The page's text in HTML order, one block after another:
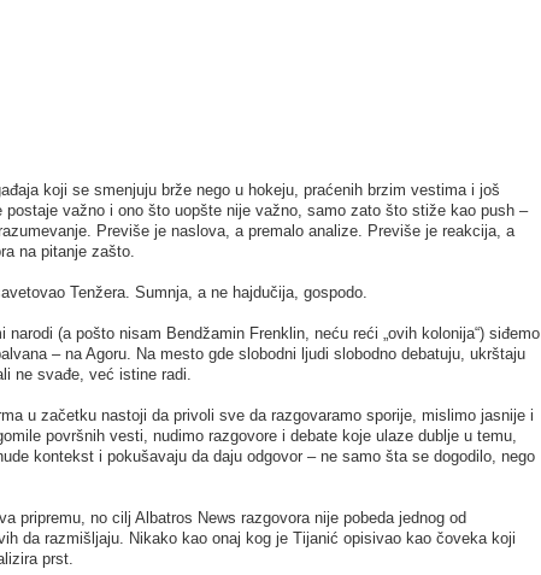
koji se smenjuju brže nego u hokeju, praćenih brzim vestima i još
postaje važno i ono što uopšte nije važno, samo zato što stiže kao push –
Previše je naslova, a premalo analize. Previše je reakcija, a
na pitanje zašto.
Tenžera. Sumnja, a ne hajdučija, gospodo.
narodi (a pošto nisam Bendžamin Frenklin, neću reći „ovih kolonija“) siđemo
– na Agoru. Na mesto gde slobodni ljudi slobodno debatuju, ukrštaju
ne svađe, već istine radi.
u začetku nastoji da privoli sve da razgovaramo sporije, mislimo jasnije i
površnih vesti, nudimo razgovore i debate koje ulaze dublje u temu,
kontekst i pokušavaju da daju odgovor – ne samo šta se dogodilo, nego
pripremu, no cilj Albatros News razgovora nije pobeda jednog od
da razmišljaju. Nikako kao onaj kog je Tijanić opisivao kao čoveka koji
prst.